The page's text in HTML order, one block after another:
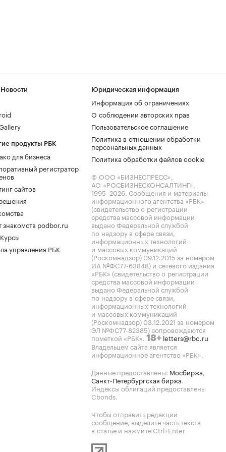
продукты РБК
для бизнеса
регистратор
сайтов
знакомств podbor.ru
управления РБК
Юридическая информация
Информация об ограничениях
О соблюдении авторских прав
Пользовательское соглашение
Политика в отношении обработки
персональных данных
Политика обработки файлов cookie
© ООО «БИЗНЕСПРЕСС»,
АО «РОСБИЗНЕСКОНСАЛТИНГ»,
1995–2026. Сообщения и материалы
информационного агентства «РБК»
(свидетельство о регистрации
средства массовой информации
выдано Федеральной службой
по надзору в сфере связи,
информационных технологий
и массовых коммуникаций
(Роскомнадзор) 09.12.2015 за номером
ИА №ФС77-63848) и сетевого издания
«РБК» (свидетельство о регистрации
средства массовой информации
выдано Федеральной службой
по надзору в сфере связи,
информационных технологий
и массовых коммуникаций
(Роскомнадзор) 03.12.2021 за номером
ЭЛ №ФС77-82385) сопровождаются
пометкой «РБК». 18+ letters@rbc.ru
Владельцем сайта является
информационное агентство «РБК».
Данные предоставлены: Мосбиржа,
Санкт-Петербургская биржа.
Индексы облигаций предоставлены
Cbonds.
Чтобы отправить редакции
сообщение, выделите часть текста
в статье и нажмите Ctrl+Enter